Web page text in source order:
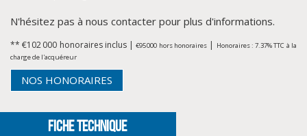
N'hésitez pas à nous contacter pour plus d'informations.
** €102 000 honoraires inclus |€95 000 hors honoraires |
Honoraires : 7.37% TTC à la
charge de l'acquéreur
NOS HONORAIRES
FICHE TECHNIQUE